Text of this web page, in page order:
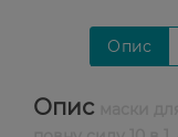
Опис
Опис